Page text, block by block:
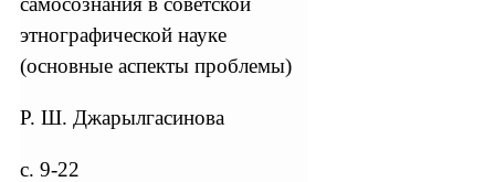
этнографической науке
(основные аспекты проблемы)
Р. Ш. Джарылгасинова
с. 9-22